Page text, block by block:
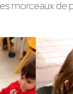
morceaux de